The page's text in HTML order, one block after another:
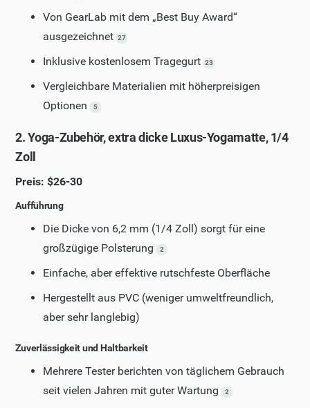
Von GearLab mit dem „Best Buy Award“
ausgezeichnet 27
Inklusive kostenlosem Tragegurt 23
Vergleichbare Materialien mit höherpreisigen
Optionen
5
2. Yoga-Zubehör, extra dicke Luxus-Yogamatte, 1/4
Zoll
Preis: $26-30
Aufführung
Die Dicke von 6,2 mm (1/4 Zoll) sorgt für eine
großzügige Polsterung
2
Einfache, aber effektive rutschfeste Oberfläche
Hergestellt aus PVC (weniger umweltfreundlich,
aber sehr langlebig)
Zuverlässigkeit und Haltbarkeit
Mehrere Tester berichten von täglichem Gebrauch
seit vielen Jahren mit guter Wartung
2